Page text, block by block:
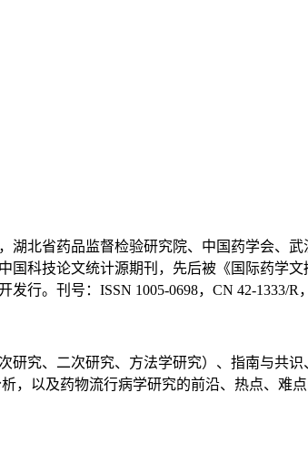
湖北省药品监督检验研究院、中国药学会、
国科技论文统计源期刊，先后被《国际药学
行。刊号：ISSN 1005-0698，CN 42-1333/R
究、二次研究、方法学研究）、指南与共
，以及药物流行病学研究的前沿、热点、难点